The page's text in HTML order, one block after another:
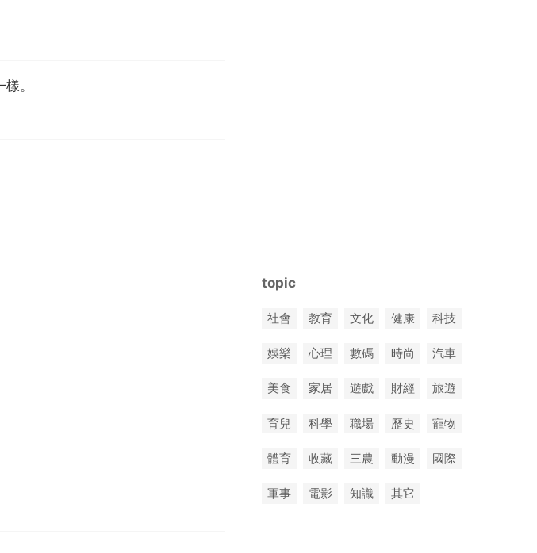
。
topic
社會 教育 文化 健康 科技
娛樂 心理 數碼 時尚 汽車
美食 家居 遊戲 財經 旅遊
育兒 科學 職場 歷史 寵物
體育 收藏 三農 動漫 國際
軍事 電影 知識 其它